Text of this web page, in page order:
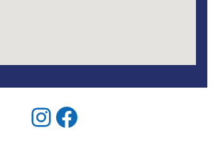
Instagram
Facebook